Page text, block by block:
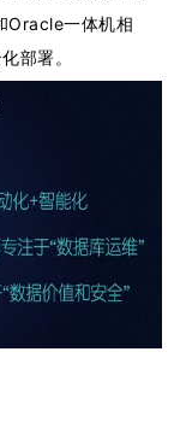
Oracle一体机相
部署。